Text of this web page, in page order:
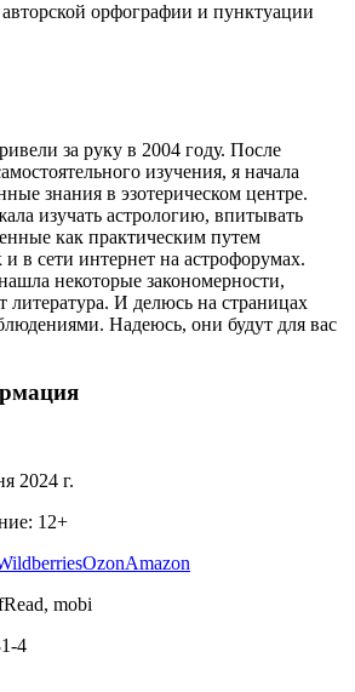
орфографии и пунктуации
за руку в 2004 году. После
изучения, я начала
знания в эзотерическом центре.
изучать астрологию, впитывать
как практическим путем
и в сети интернет на астрофорумах.
некоторые закономерности,
литература. И делюсь на страницах
Надеюсь, они будут для вас
2024 г.
12+
OzonAmazon
mobi
4